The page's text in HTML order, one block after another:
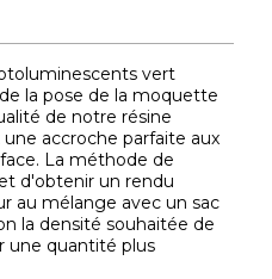
vert
la pose de la moquette
de notre résine
accroche parfaite aux
La méthode de
d'obtenir un rendu
au mélange avec un sac
la densité souhaitée de
une quantité plus